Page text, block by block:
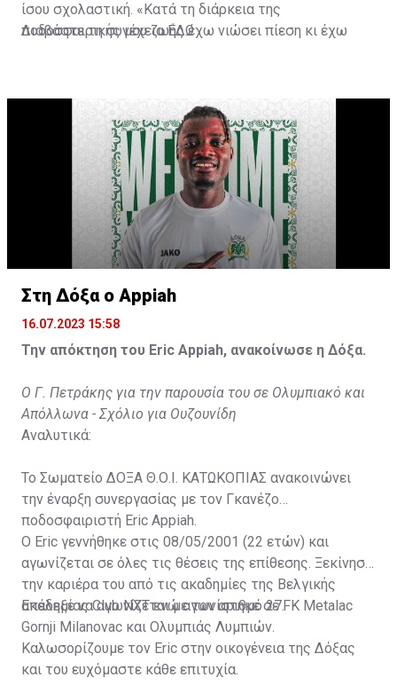
ίσου σχολαστική. «Κατά τη διάρκεια της
ποδοσφαιρικής μου ζωής έχω νιώσει πίεση κι έχω
31χρονος άσος.
Διαβάστε τη συνέχειαΕΔΩ
Στη Δόξα ο Appiah
16.07.2023 15:58
Την απόκτηση του Eric Appiah, ανακοίνωσε η Δόξα.
Ο Γ. Πετράκης για την παρουσία του σε Ολυμπιακό και
Απόλλωνα - Σχόλιο για Ουζουνίδη
Αναλυτικά:
Το Σωματείο ΔΟΞΑ Θ.Ο.Ι. ΚΑΤΩΚΟΠΙΑΣ ανακοινώνει
την έναρξη συνεργασίας με τον Γκανέζο
ποδοσφαιριστή Eric Appiah.
Ο Eric γεννήθηκε στις 08/05/2001 (22 ετών) και
αγωνίζεται σε όλες τις θέσεις της επίθεσης. Ξεκίνησε
την καριέρα του από τις ακαδημίες της Βελγικής
ακαδημίας Club NXT ενώ αγωνίστηκε σε FK Metalac
Gornji Milanovac και Ολυμπιάς Λυμπιών.
Επέλεξε να αγωνίζεται με τον αριθμό 27.
Καλωσορίζουμε τον Eric στην οικογένεια της Δόξας
και του ευχόμαστε κάθε επιτυχία.